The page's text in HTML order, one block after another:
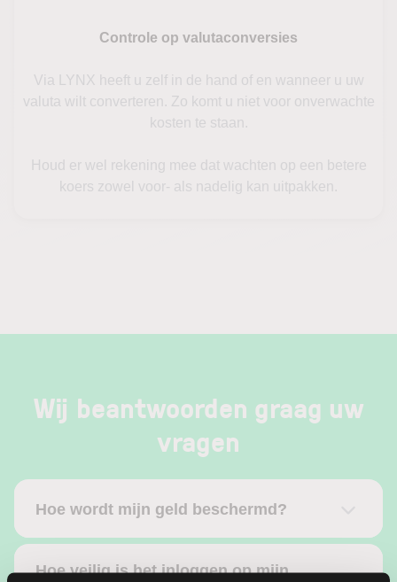
Controle op valutaconversies
Via LYNX heeft u zelf in de hand of en wanneer u uw
valuta wilt converteren. Zo komt u niet voor onverwachte
kosten te staan.
Houd er wel rekening mee dat wachten op een betere
koers zowel voor- als nadelig kan uitpakken.
Wij beantwoorden graag uw
vragen
Hoe wordt mijn geld beschermd?
Hoe veilig is het inloggen op mijn